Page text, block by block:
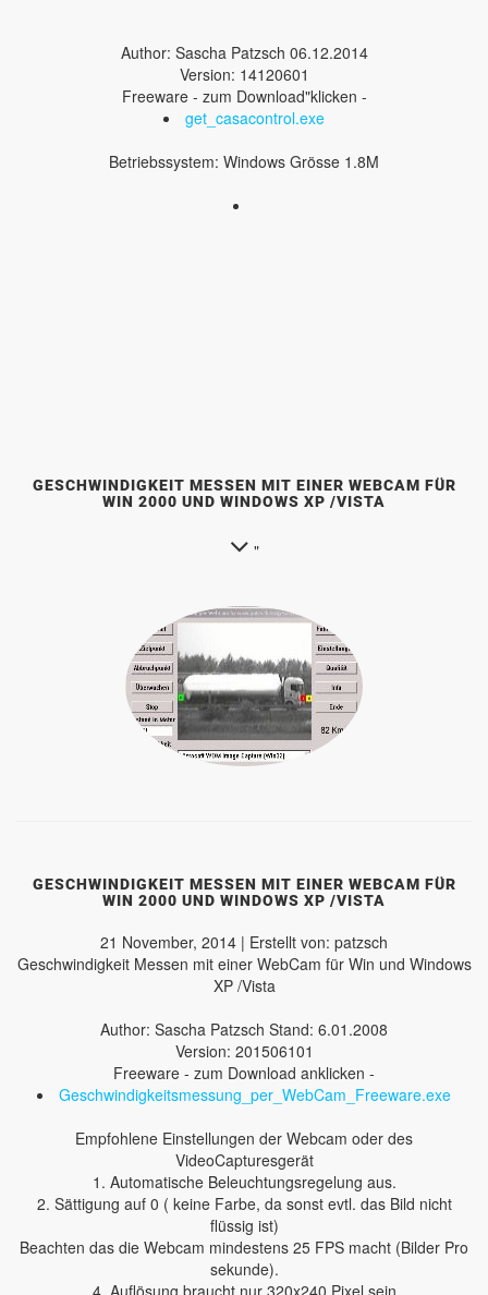
Author: Sascha Patzsch 06.12.2014
Version: 14120601
Freeware - zum Download"klicken -
get_casacontrol.exe
Betriebssystem: Windows Grösse 1.8M
GESCHWINDIGKEIT MESSEN MIT EINER WEBCAM FÜR
WIN 2000 UND WINDOWS XP /VISTA
"
GESCHWINDIGKEIT MESSEN MIT EINER WEBCAM FÜR
WIN 2000 UND WINDOWS XP /VISTA
21 November, 2014 | Erstellt von: patzsch
Geschwindigkeit Messen mit einer WebCam für Win und Windows
XP /Vista
Author: Sascha Patzsch Stand: 6.01.2008
Version: 201506101
Freeware - zum Download anklicken -
Geschwindigkeitsmessung_per_WebCam_Freeware.exe
Empfohlene Einstellungen der Webcam oder des
VideoCapturesgerät
1. Automatische Beleuchtungsregelung aus.
2. Sättigung auf 0 ( keine Farbe, da sonst evtl. das Bild nicht
flüssig ist)
Beachten das die Webcam mindestens 25 FPS macht (Bilder Pro
sekunde).